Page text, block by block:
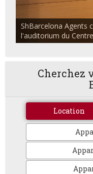
ShBarcelona Agents
l'auditorium du
Cherchez
Location